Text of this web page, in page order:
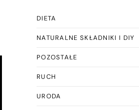
DIETA
NATURALNE SKŁADNIKI I DIY
POZOSTAŁE
RUCH
URODA